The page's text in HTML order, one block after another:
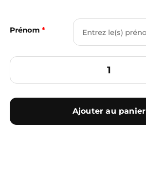
Prénom *
Ajouter au panier